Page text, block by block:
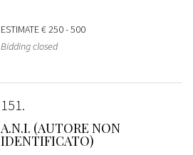
ESTIMATE€ 250 - 500
Bidding closed
151
A.N.I. (AUTORE NON
IDENTIFICATO)